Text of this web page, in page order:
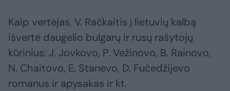
Kaip vertėjas, V. Račkaitis į lietuvių kalbą
išvertė daugelio bulgarų ir rusų rašytojų
kūrinius: J. Jovkovo, P. Vežinovo, B. Rainovo,
N. Chaitovo, E. Stanevo, D. Fučedžijevo
romanus ir apysakas ir kt.